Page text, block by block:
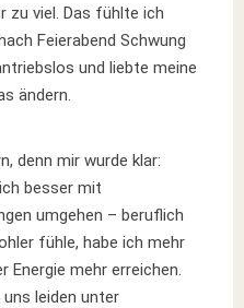
zu viel. Das fühlte ich
Feierabend Schwung
und liebte meine
ändern.
denn mir wurde klar:
besser mit
umgehen – beruflich
fühle, habe ich mehr
Energie mehr erreichen.
leiden unter